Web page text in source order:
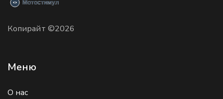
Копирайт ©2026
Меню
О нас